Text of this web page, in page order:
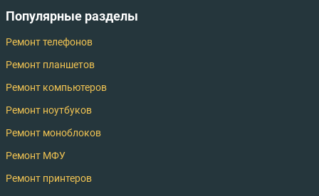
Популярные разделы
Ремонт телефонов
Ремонт планшетов
Ремонт компьютеров
Ремонт ноутбуков
Ремонт моноблоков
Ремонт МФУ
Ремонт принтеров